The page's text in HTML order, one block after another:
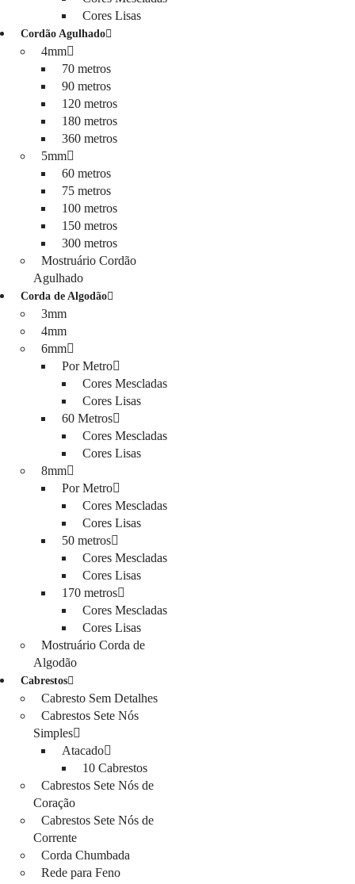
Cores Lisas
Cordão Agulhado
4mm
70 metros
90 metros
120 metros
180 metros
360 metros
5mm
60 metros
75 metros
100 metros
150 metros
300 metros
Mostruário Cordão
Agulhado
Corda de Algodão
3mm
4mm
6mm
Por Metro
Cores Mescladas
Cores Lisas
60 Metros
Cores Mescladas
Cores Lisas
8mm
Por Metro
Cores Mescladas
Cores Lisas
50 metros
Cores Mescladas
Cores Lisas
170 metros
Cores Mescladas
Cores Lisas
Mostruário Corda de
Algodão
Cabrestos
Cabresto Sem Detalhes
Cabrestos Sete Nós
Simples
Atacado
10 Cabrestos
Cabrestos Sete Nós de
Coração
Cabrestos Sete Nós de
Corrente
Corda Chumbada
Rede para Feno